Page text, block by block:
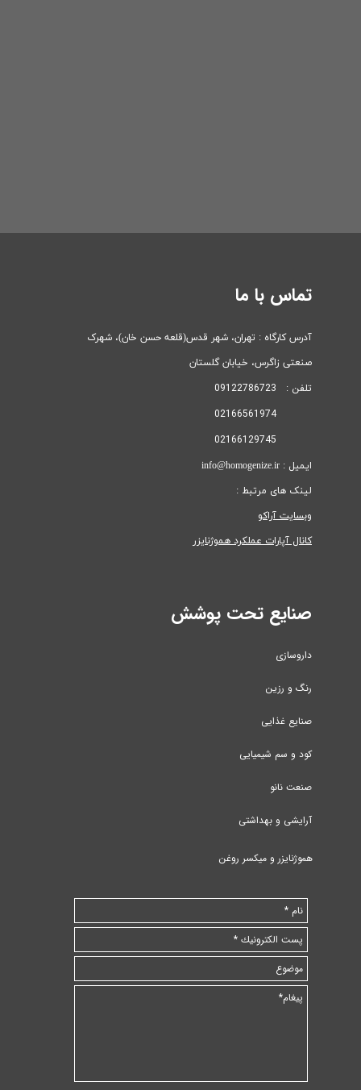
تماس با ما
آدرس کارگاه : تهران، شهر قدس(قلعه حسن خان)، ​​​​​​​شهرک
صنعتی زاگرس، خیابان گلستان
تلفن : 09122786723
02166561974
ایمیل : info@homogenize.ir
لینک های مرتبط :
وبسایت آراکو
کانال آپارات عملکرد هموژنایزر
صنایع تحت پوشش
داروسازی
رنگ و رزین
صنایع غذایی
کود و سم شیمیایی
صنعت نانو
آرایشی و بهداشتی
هموژنایزر و میکسر روغن